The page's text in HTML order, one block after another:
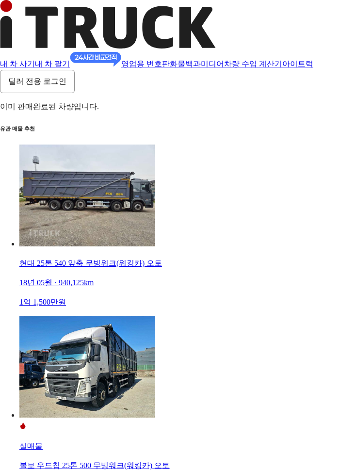
내 차 사기 내 차 팔기 영업용 번호판화물백과미디어 차량 수입 계산기 아이트럭
딜러 전용 로그인
이미 판매완료된 차량입니다.
유관 매물 추천
현대 25톤 540 앞축 무빙워크(워킹카) 오토
18년 05월 · 940,125km
1억 1,500만원
실매물
볼보 우드칩 25톤 500 무빙워크(워킹카) 오토